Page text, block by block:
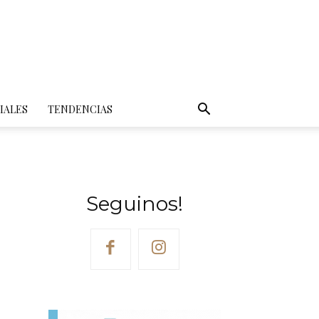
TENDENCIAS
Seguinos!